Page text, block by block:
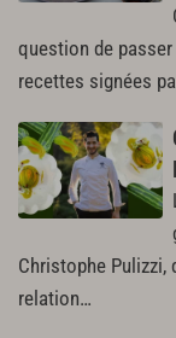
question de
recettes signées
Christophe Pulizzi,
relation…